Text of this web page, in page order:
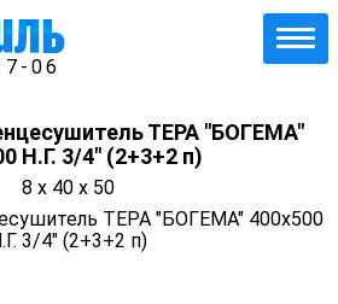
06
ТЕРА "БОГЕМА"
Н.Г. 3/4" (2+3+2 п)
8 x 40 x 50